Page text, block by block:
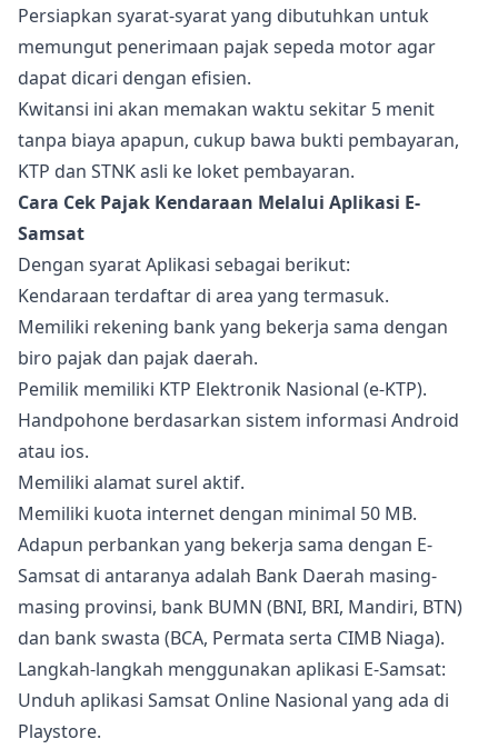
Persiapkan syarat-syarat yang dibutuhkan untuk
memungut penerimaan pajak sepeda motor agar
dapat dicari dengan efisien.
Kwitansi ini akan memakan waktu sekitar 5 menit
tanpa biaya apapun, cukup bawa bukti pembayaran,
KTP dan STNK asli ke loket pembayaran.
Cara Cek Pajak Kendaraan Melalui Aplikasi E-
Samsat
Dengan syarat Aplikasi sebagai berikut:
Kendaraan terdaftar di area yang termasuk.
Memiliki rekening bank yang bekerja sama dengan
biro pajak dan pajak daerah.
Pemilik memiliki KTP Elektronik Nasional (e-KTP).
Handpohone berdasarkan sistem informasi Android
atau ios.
Memiliki alamat surel aktif.
Memiliki kuota internet dengan minimal 50 MB.
Adapun perbankan yang bekerja sama dengan E-
Samsat di antaranya adalah Bank Daerah masing-
masing provinsi, bank BUMN (BNI, BRI, Mandiri, BTN)
dan bank swasta (BCA, Permata serta CIMB Niaga).
Langkah-langkah menggunakan aplikasi E-Samsat:
Unduh aplikasi Samsat Online Nasional yang ada di
Playstore.